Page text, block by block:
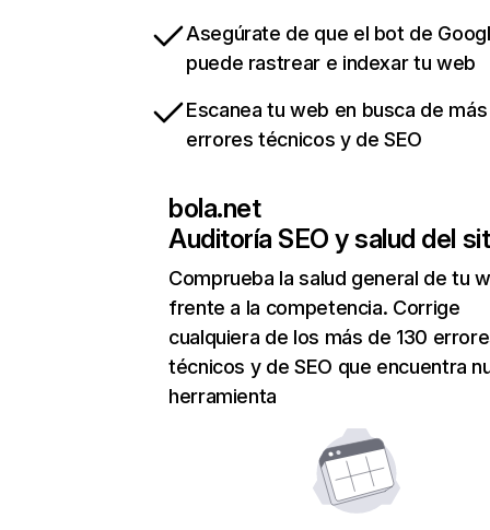
Asegúrate de que el bot de
puede rastrear e indexar tu web
Escanea tu web en busca de
errores técnicos y de SEO
bola.net
Auditoría SEO y salud del
Comprueba la salud general de tu
frente a la competencia. Corrige
cualquiera de los más de 130
técnicos y de SEO que encuentra
herramienta